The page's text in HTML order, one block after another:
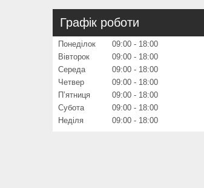
Графік роботи
Понеділок 09:00
18:00
Вівторок
09:00
18:00
Середа
09:00
18:00
Четвер
09:00
18:00
Пʼятниця
09:00
18:00
Субота
09:00
18:00
Неділя
09:00 18:00